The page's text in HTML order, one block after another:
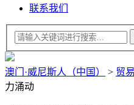
联系我们
澳门·威尼斯人（中国） > 贸
力涌动